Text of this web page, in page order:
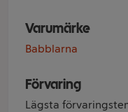
Varumärke
Babblarna
Förvaring
Lägsta